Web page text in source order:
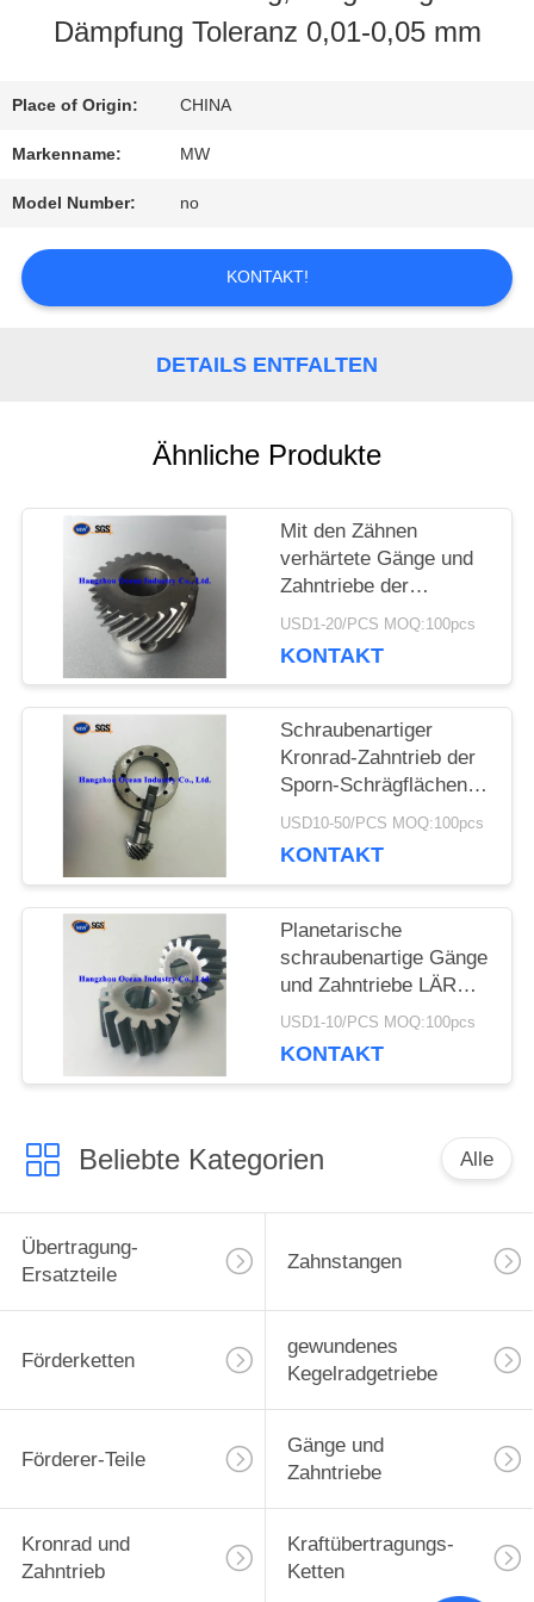
QUALITÄTSKONTROLLE
UNS
FORDERN
SITEMAP
PRIVACY
POLICY
Dämpfung Toleranz 0,01-0,05 mm
Place of Origin: CHINA
Markenname: MW
Model Number: no
KONTAKT!
DETAILS ENTFALTEN
Ähnliche Produkte
Mit den Zähnen
verhärtete Gänge und
Zahntriebe der
Kohlenstoffstahl-
USD1-20/PCS MOQ:100pcs
KONTAKT
Schraubenartiger
Kronrad-Zahntrieb der
Sporn-Schrägflächen-
JIS der Klassen-0
USD10-50/PCS MOQ:100pcs
KONTAKT
Planetarische
schraubenartige Gänge
und Zahntriebe LÄRM
Klassen-4
USD1-10/PCS MOQ:100pcs
KONTAKT
Beliebte Kategorien Alle
Übertragung-
Ersatzteile
Zahnstangen
Förderketten
gewundenes
Kegelradgetriebe
Förderer-Teile
Gänge und
Zahntriebe
Kronrad und
Zahntrieb
Kraftübertragungs-
Ketten